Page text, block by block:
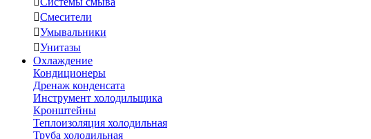
Смесители
Умывальники
Унитазы
Охлаждение
Кондиционеры
Дренаж конденсата
Инструмент холодильщика
Кронштейны
Теплоизоляция холодильная
Труба холодильная